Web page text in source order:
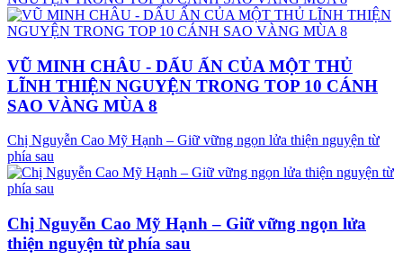
VŨ MINH CHÂU - DẤU ẤN CỦA MỘT THỦ
LĨNH THIỆN NGUYỆN TRONG TOP 10 CÁNH
SAO VÀNG MÙA 8
Chị Nguyễn Cao Mỹ Hạnh – Giữ vững ngọn lửa thiện nguyện từ
phía sau
Chị Nguyễn Cao Mỹ Hạnh – Giữ vững ngọn lửa
thiện nguyện từ phía sau